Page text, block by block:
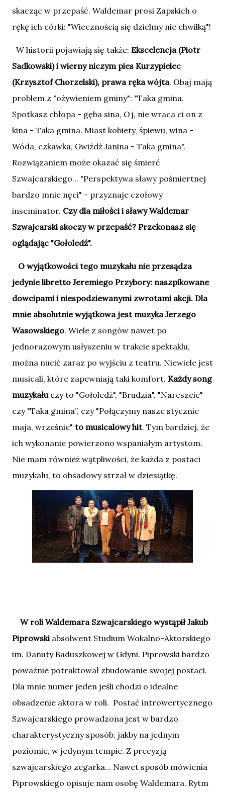
skacząc w przepaść. Waldemar prosi Zapskich o
rękę ich córki: "Wiecznością się dzielmy nie chwilką"!
W historii pojawiają się także: Ekscelencja (Piotr
Sadkowski) i wierny niczym pies Kurzypielec
(Krzysztof Chorzelski), prawa ręka wójta. Obaj mają
problem z "ożywieniem gminy": "Taka gmina.
Spotkasz chłopa - gęba sina, Oj, nie wraca ci on z
kina - Taka gmina. Miast kobiety, śpiewu, wina -
Wóda, czkawka, Gwiżdż Janina - Taka gmina".
Rozwiązaniem może okazać się śmierć
Szwajcarskiego... "Perspektywa sławy pośmiertnej
bardzo mnie nęci" - przyznaje czołowy
inseminator. Czy dla miłości i sławy Waldemar
Szwajcarski skoczy w przepaść? Przekonasz się
oglądając "Gołoledź".
O wyjątkowości tego muzykału nie przesądza
jedynie libretto Jeremiego Przybory: naszpikowane
dowcipami i niespodziewanymi zwrotami akcji. Dla
mnie absolutnie wyjątkowa jest muzyka Jerzego
Wasowskiego. Wiele z songów nawet po
jednorazowym usłyszeniu w trakcie spektaklu,
można nucić zaraz po wyjściu z teatru. Niewiele jest
musicali, które zapewniają taki komfort. Każdy song
muzykałuczy to "Gołoledź", "Brudzia", "Nareszcie"
czy "Taka gmina”, czy "Połączymy nasze stycznie
maja, wrześnie" to musicalowy hit. Tym bardziej, że
ich wykonanie powierzono wspaniałym artystom.
Nie mam również wątpliwości, że każda z postaci
muzykału, to obsadowy strzał w dziesiątkę.
W roli Waldemara Szwajcarskiego wystąpił Jakub
Piprowskiabsolwent Studium Wokalno-Aktorskiego
im. Danuty Baduszkowej w Gdyni. Piprowski bardzo
poważnie potraktował zbudowanie swojej postaci.
Dla mnie numer jeden jeśli chodzi o idealne
obsadzenie aktora w roli. Postać introwertycznego
Szwajcarskiego prowadzona jest w bardzo
charakterystyczny sposób, jakby na jednym
poziomie, w jedynym tempie. Z precyzją
szwajcarskiego zegarka... Nawet sposób mówienia
Piprowskiego opisuje nam osobę Waldemara. Rytm